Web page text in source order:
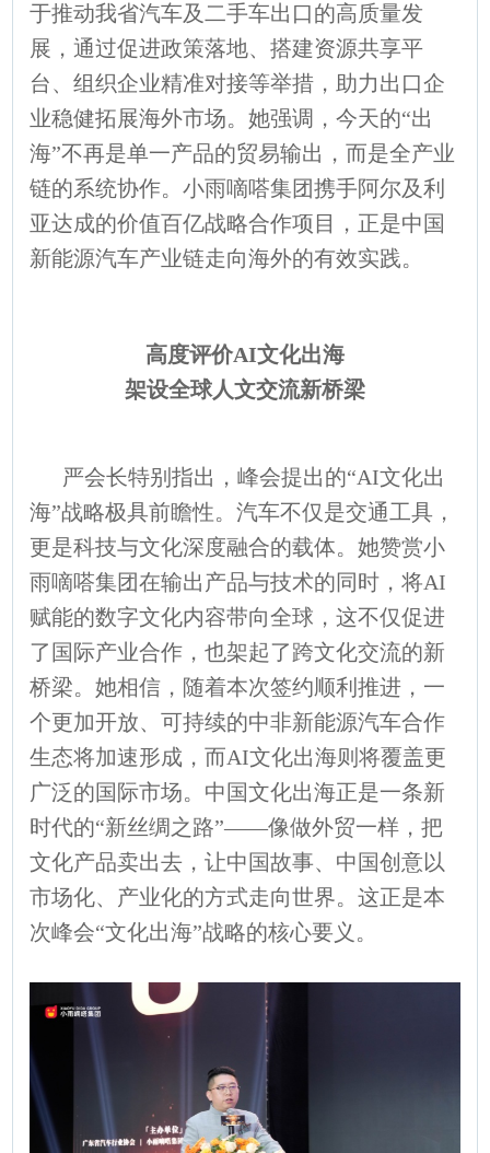
于推动我省汽车及二手车出口的高质量发
展，通过促进政策落地、搭建资源共享平
台、组织企业精准对接等举措，助力出口企
业稳健拓展海外市场。她强调，今天的“出
海”不再是单一产品的贸易输出，而是全产业
链的系统协作。小雨嘀嗒集团携手阿尔及利
亚达成的价值百亿战略合作项目，正是中国
新能源汽车产业链走向海外的有效实践。
高度评价AI文化出海
架设全球人文交流新桥梁
严会长特别指出，峰会提出的“AI文化出
海”战略极具前瞻性。汽车不仅是交通工具，
更是科技与文化深度融合的载体。她赞赏小
雨嘀嗒集团在输出产品与技术的同时，将AI
赋能的数字文化内容带向全球，这不仅促进
了国际产业合作，也架起了跨文化交流的新
桥梁。她相信，随着本次签约顺利推进，一
个更加开放、可持续的中非新能源汽车合作
生态将加速形成，而AI文化出海则将覆盖更
广泛的国际市场。中国文化出海正是一条新
时代的“新丝绸之路”——像做外贸一样，把
文化产品卖出去，让中国故事、中国创意以
市场化、产业化的方式走向世界。这正是本
次峰会“文化出海”战略的核心要义。